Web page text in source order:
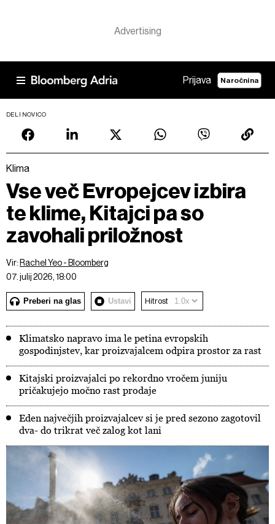
Prijava Naročnina
DELI NOVICO
Klima
Vse več Evropejcev izbira
te klime, Kitajci pa so
zavohali priložnost
Vir: Rachel Yeo - Bloomberg
07. julij 2026, 18:00
Preberi na glas Ustavi Hitrost
Klimatsko napravo ima le petina evropskih
gospodinjstev, kar proizvajalcem odpira prostor za rast
Kitajski proizvajalci po rekordno vročem juniju
pričakujejo močno rast prodaje
Eden največjih proizvajalcev si je pred sezono zagotovil
dva- do trikrat več zalog kot lani